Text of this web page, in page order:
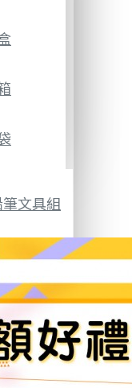
文具組